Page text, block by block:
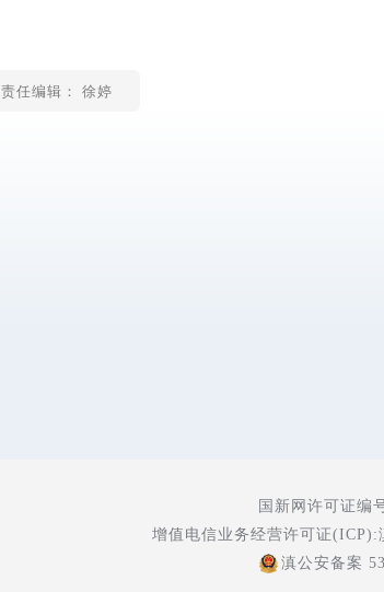
责任编辑： 徐婷
国新网许可证编
增值电信业务经营许可证(ICP):
滇公安备案